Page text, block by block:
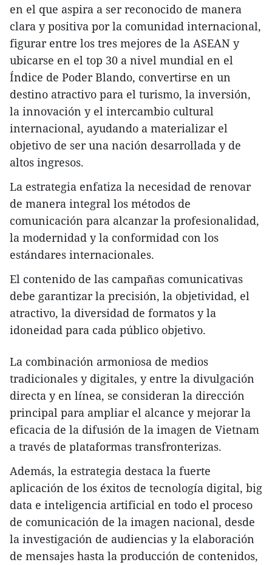
en el que aspira a ser reconocido de manera
clara y positiva por la comunidad internacional,
figurar entre los tres mejores de la ASEAN y
ubicarse en el top 30 a nivel mundial en el
Índice de Poder Blando, convertirse en un
destino atractivo para el turismo, la inversión,
la innovación y el intercambio cultural
internacional, ayudando a materializar el
objetivo de ser una nación desarrollada y de
altos ingresos.
La estrategia enfatiza la necesidad de renovar
de manera integral los métodos de
comunicación para alcanzar la profesionalidad,
la modernidad y la conformidad con los
estándares internacionales.
El contenido de las campañas comunicativas
debe garantizar la precisión, la objetividad, el
atractivo, la diversidad de formatos y la
idoneidad para cada público objetivo.
La combinación armoniosa de medios
tradicionales y digitales, y entre la divulgación
directa y en línea, se consideran la dirección
principal para ampliar el alcance y mejorar la
eficacia de la difusión de la imagen de Vietnam
a través de plataformas transfronterizas.
Además, la estrategia destaca la fuerte
aplicación de los éxitos de tecnología digital, big
data e inteligencia artificial en todo el proceso
de comunicación de la imagen nacional, desde
la investigación de audiencias y la elaboración
de mensajes hasta la producción de contenidos,